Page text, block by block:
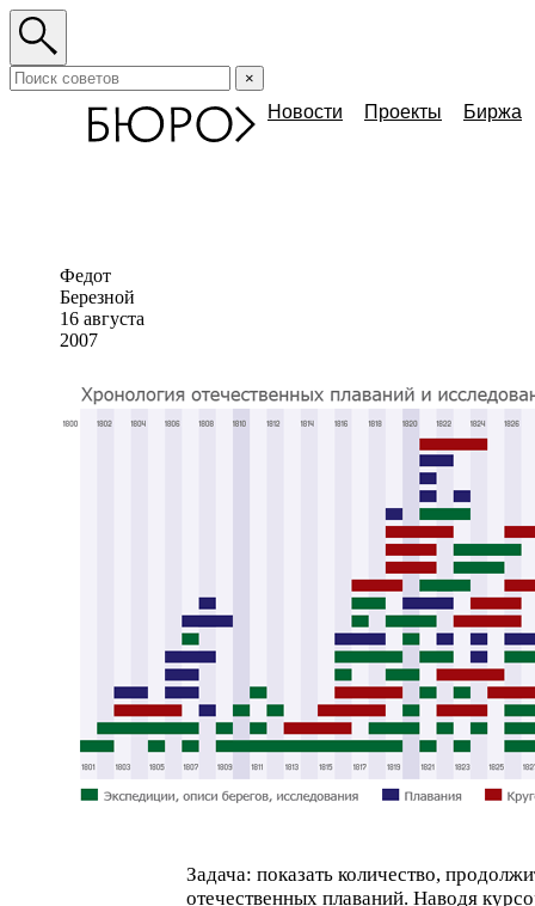
×
Новости Проекты Биржа
Федот
Березной
16 августа
2007
Задача: показать количество,
отечественных плаваний. Наводя